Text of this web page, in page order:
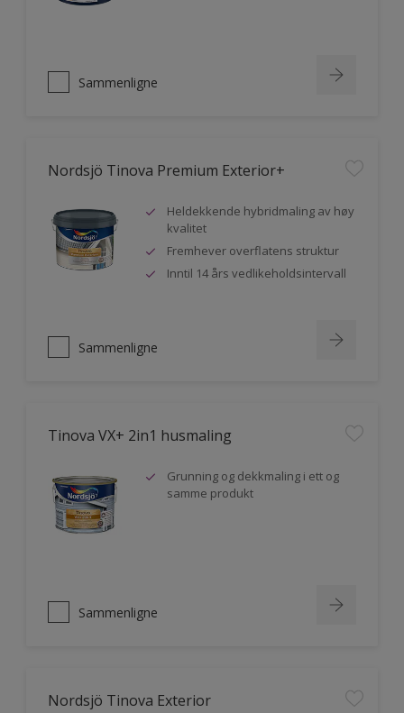
Sammenligne
Nordsjö Tinova Premium Exterior+
Heldekkende hybridmaling av høy
kvalitet
Fremhever overflatens struktur
Inntil 14 års vedlikeholdsintervall
Sammenligne
Tinova VX+ 2in1 husmaling
Grunning og dekkmaling i ett og
samme produkt
Sammenligne
Nordsjö Tinova Exterior